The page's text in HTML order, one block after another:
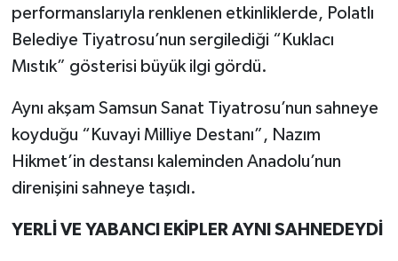
performanslarıyla renklenen etkinliklerde, Polatlı
Belediye Tiyatrosu’nun sergilediği “Kuklacı
Mıstık” gösterisi büyük ilgi gördü.
Aynı akşam Samsun Sanat Tiyatrosu’nun sahneye
koyduğu “Kuvayi Milliye Destanı”, Nazım
Hikmet’in destansı kaleminden Anadolu’nun
direnişini sahneye taşıdı.
YERLİ VE YABANCI EKİPLER AYNI SAHNEDEYDİ